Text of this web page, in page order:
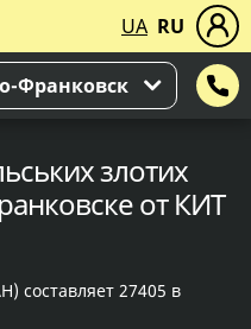
UA RU
Франковск
злотих
от КИТ
составляет 27405 в